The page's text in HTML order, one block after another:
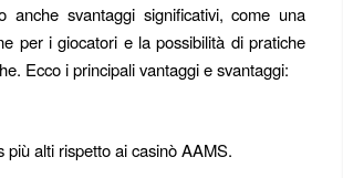
anche svantaggi significativi, come una
per i giocatori e la possibilità di pratiche
Ecco i principali vantaggi e svantaggi:
più alti rispetto ai casinò AAMS.